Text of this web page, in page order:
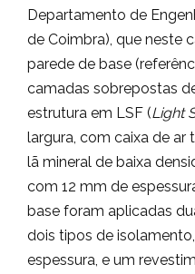
Departamento de
de Coimbra), que neste
parede de base
camadas sobrepostas
estrutura em LSF (Light
largura, com caixa de
lã mineral de baixa
com 12 mm de
base foram aplicadas
dois tipos de
espessura, e um